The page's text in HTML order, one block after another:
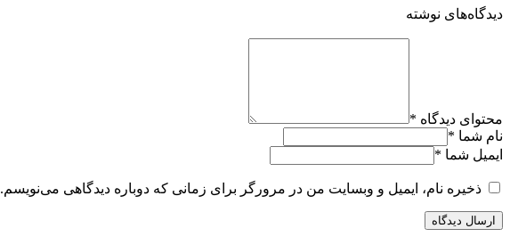
دیدگاه‌های نوشته
محتوای دیدگاه *
نام شما *
ایمیل شما *
ذخیره نام، ایمیل و وبسایت من در مرورگر برای زمانی که دوباره دیدگاهی می‌نویسم.